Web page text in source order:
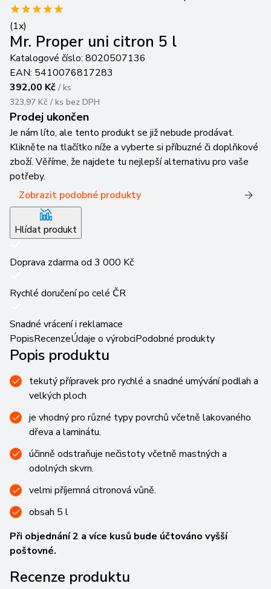
(1x)
Mr. Proper uni citron 5 l
Katalogové číslo: 8020507136
EAN: 5410076817283
392,00 Kč / ks
323,97 Kč / ks bez DPH
Prodej ukončen
Je nám líto, ale tento produkt se již nebude prodávat.
Klikněte na tlačítko níže a vyberte si příbuzné či doplňkové
zboží. Věříme, že najdete tu nejlepší alternativu pro vaše
potřeby.
Zobrazit podobné produkty
Hlídat produkt
Doprava zdarma od 3 000 Kč
Rychlé doručení po celé ČR
Snadné vrácení i reklamace
PopisRecenzeÚdaje o výrobciPodobné produkty
Popis produktu
tekutý přípravek pro rychlé a snadné umývání podlah a
velkých ploch
je vhodný pro různé typy povrchů včetně lakovaného
dřeva a laminátu.
účinně odstraňuje nečistoty včetně mastných a
odolných skvrn.
velmi příjemná citronová vůně.
obsah 5 l
Při objednání 2 a více kusů bude účtováno vyšší
poštovné.
Recenze produktu